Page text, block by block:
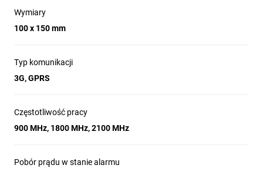
Wymiary
100 x 150 mm
Typ komunikacji
3G, GPRS
Częstotliwość pracy
900 MHz, 1800 MHz, 2100 MHz
Pobór prądu w stanie alarmu